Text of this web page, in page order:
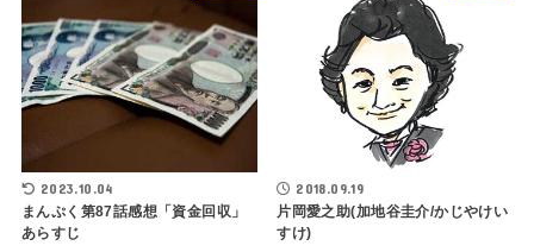
2023.10.04
まんぷく第87話感想「資金回収」
あらすじ
2018.09.19
片岡愛之助(加地谷圭介/かじやけい
すけ)